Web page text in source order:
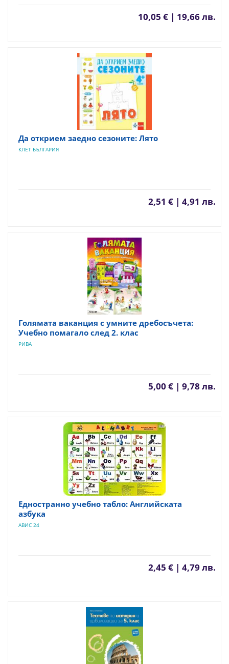
10,05 € | 19,66 лв.
Да открием заедно сезоните: Лято
КЛЕТ БЪЛГАРИЯ
2,51 € | 4,91 лв.
Голямата ваканция с умните дребосъчета:
Учебно помагало след 2. клас
РИВА
5,00 € | 9,78 лв.
Едностранно учебно табло: Английската
азбука
АВИС 24
2,45 € | 4,79 лв.